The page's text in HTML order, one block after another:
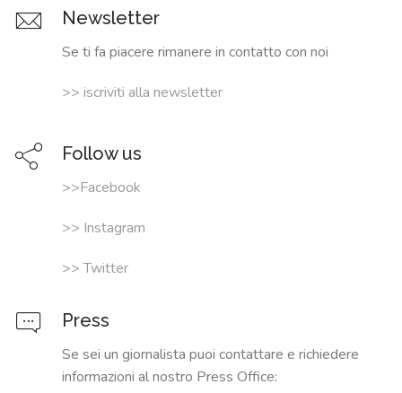
Newsletter
Se ti fa piacere rimanere in contatto con noi
>> iscriviti alla newsletter
Follow us
>>Facebook
>> Instagram
>> Twitter
Press
Se sei un giornalista puoi contattare e richiedere
informazioni al nostro Press Office: